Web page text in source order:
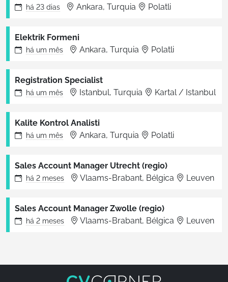
há 23 dias Ankara, Turquia Polatli
Elektrik Formeni
há um mês Ankara, Turquia Polatli
Registration Specialist
há um mês Istanbul, Turquia Kartal / Istanbul
Kalite Kontrol Analisti
há um mês Ankara, Turquia Polatli
Sales Account Manager Utrecht (regio)
há 2 meses Vlaams-Brabant, Bélgica Leuven
Sales Account Manager Zwolle (regio)
há 2 meses Vlaams-Brabant, Bélgica Leuven